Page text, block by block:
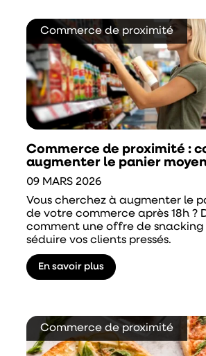
Commerce de proximité
Commerce de proximité :
augmenter le panier moyen
09 MARS 2026
Vous cherchez à augmenter le
de votre commerce après 18h ?
comment une offre de
séduire vos clients pressés.
En savoir plus
Commerce de proximité